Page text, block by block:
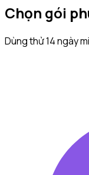
Chọn gói
Dùng thử 14 ngày